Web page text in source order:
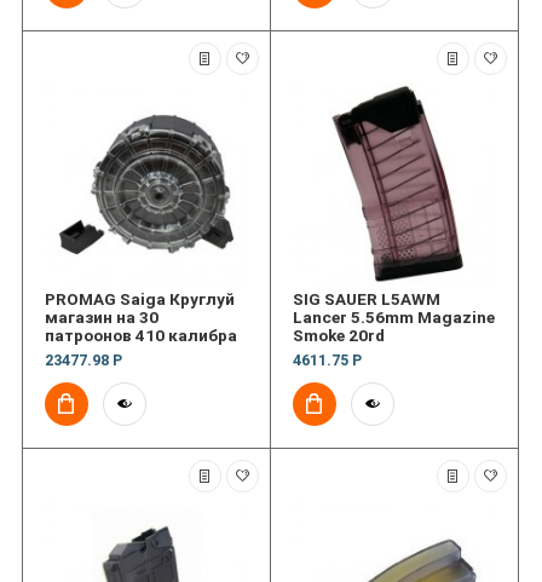
PROMAG Saiga Круглуй
магазин на 30
патроонов 410 калибра
23477.98 Р
SIG SAUER L5AWM
Lancer 5.56mm Magazine
Smoke 20rd
4611.75 Р